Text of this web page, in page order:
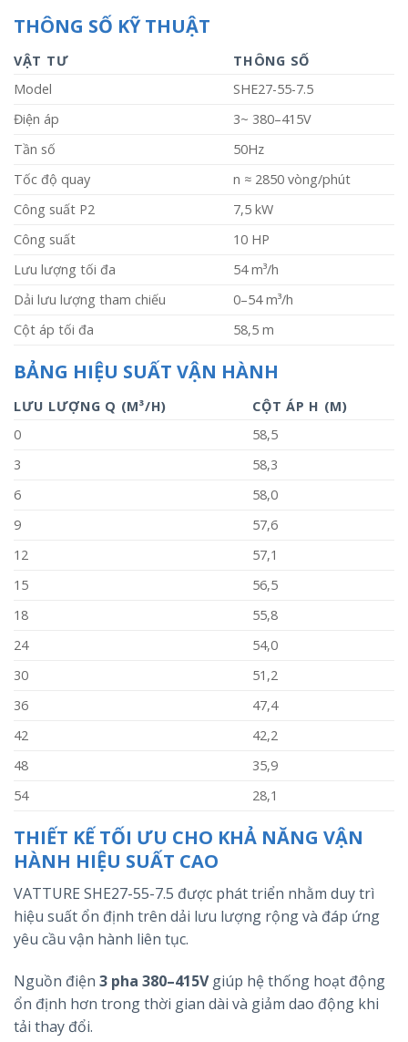
THÔNG SỐ KỸ THUẬT
VẬT TƯ
THÔNG SỐ
Model
SHE27-55-7.5
Điện áp
3~ 380–415V
Tần số
50Hz
Tốc độ quay
n ≈ 2850 vòng/phút
Công suất P2
7,5 kW
Công suất
10 HP
Lưu lượng tối đa
54 m³/h
Dải lưu lượng tham chiếu
0–54 m³/h
Cột áp tối đa
58,5 m
BẢNG HIỆU SUẤT VẬN HÀNH
LƯU LƯỢNG Q (M³/H)
CỘT ÁP H (M)
0
58,5
3
58,3
6
58,0
9
57,6
12
57,1
15
56,5
18
55,8
24
54,0
30
51,2
36
47,4
42
42,2
48
35,9
54
28,1
THIẾT KẾ TỐI ƯU CHO KHẢ NĂNG VẬN
HÀNH HIỆU SUẤT CAO
VATTURE SHE27-55-7.5 được phát triển nhằm duy trì
hiệu suất ổn định trên dải lưu lượng rộng và đáp ứng
yêu cầu vận hành liên tục.
Nguồn điện 3 pha 380–415Vgiúp hệ thống hoạt động
ổn định hơn trong thời gian dài và giảm dao động khi
tải thay đổi.